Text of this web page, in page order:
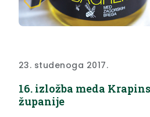
23. studenoga 2017.
16. izložba meda
županije